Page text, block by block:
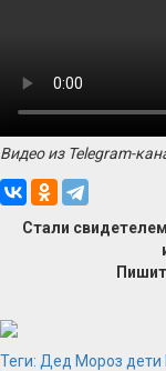
Видео из Telegram-
Стали
Теги: Дед Мороз дети